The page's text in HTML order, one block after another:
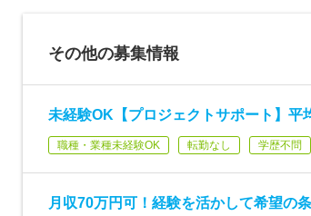
その他の募集情報
未経験OK【プロジェクトサポート】平
職種・業種未経験OK 転勤なし 学歴不問
月収70万円可！経験を活かして希望の